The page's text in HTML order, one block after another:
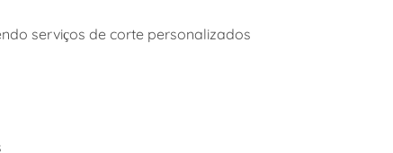
serviços de corte personalizados